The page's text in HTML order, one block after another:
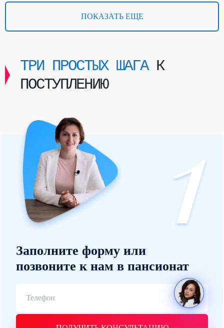
ПОКАЗАТЬ ЕЩЕ
ТРИ ПРОСТЫХ ШАГАК
ПОСТУПЛЕНИЮ
Заполните форму или
позвоните к нам в пансионат